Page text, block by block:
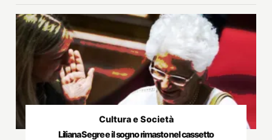
Cultura e Società
Liliana Segre e il sogno rimasto nel cassetto